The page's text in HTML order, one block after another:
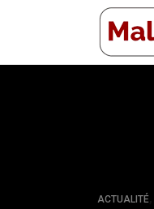
ACTUALITÉ